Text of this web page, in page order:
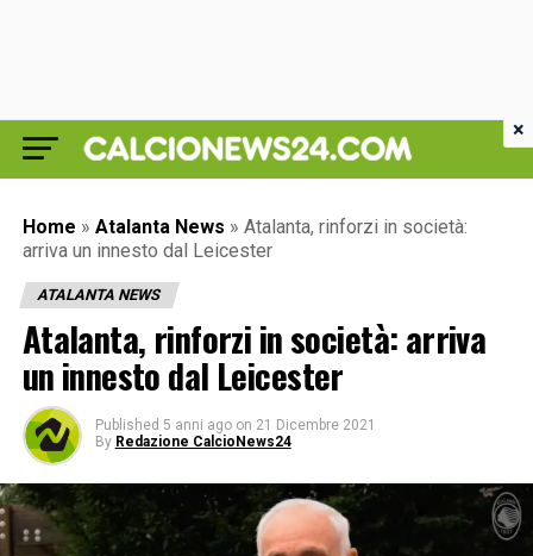
Home » Atalanta News » Atalanta, rinforzi in società:
arriva un innesto dal Leicester
ATALANTA NEWS
Atalanta, rinforzi in società: arriva
un innesto dal Leicester
Published 5 anni ago on 21 Dicembre 2021
By Redazione CalcioNews24
×